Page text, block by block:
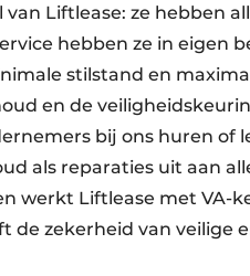
Liftlease: ze hebben
hebben ze in eigen
stilstand en
en de
bij ons huren of
als reparaties uit aan
werkt Liftlease met VA-
de zekerheid van veilige